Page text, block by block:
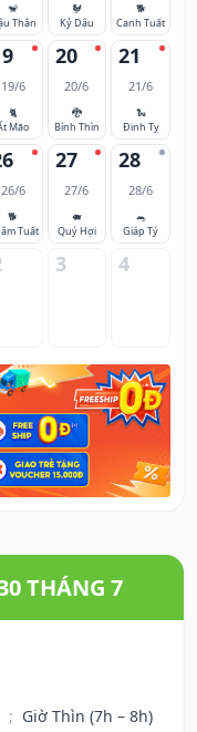
🐒
Thân
🐓
Kỷ Dậu
🐕
Canh Tuất
19/6
🐈
Mão
20
20/6
🐉
Bính Thìn
21
21/6
🐍
Đinh Tỵ
26/6
🐕
Tuất
27
27/6
🐖
Quý Hợi
28
28/6
🐀
Giáp Tý
3 4
THÁNG 7
; Giờ Thìn (7h – 8h)